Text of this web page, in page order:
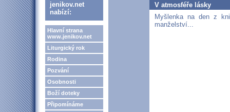
jenikov.net
nabízí:
Hlavní strana
www.jenikov.net
Liturgický rok
Rodina
Pozvání
Osobnosti
Boží doteky
Připomínáme
V atmosféře lásky
Myšlenka na den z
manželství...